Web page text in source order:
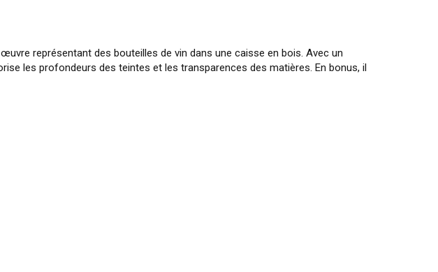
représentant des bouteilles de vin dans une caisse en bois. Avec un
les profondeurs des teintes et les transparences des matières. En bonus, il